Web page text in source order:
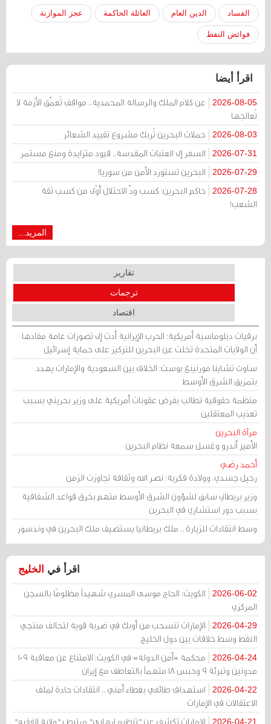
الفساد الدين العام العائلة الحاكمة عجز الموازنة
فوائض النفط
اقرأ أيضا
2026-08-05
عن كلام الملك والرسالة المحمدية.. مواقف تُعمّق الأزمة لا
تُعالجها
2026-08-03 حملات البحرين تُربك مشروع تقييد الشعائر
2026-07-31 السفر إلى العتبات المقدسة.. قيود متزايدة ومنع مستمر
2026-07-29 البحرين تستورد الأمن من سوريا!
2026-07-28
حاكم البحرين: كسب ودّ الاحتلال أوْلى من كسب ثقة
الشعب!
المزيد...
تقارير
ترجمات
اقتصاد
برقيات دبلوماسية أمريكية: الحرب الإيرانية أدت إلى تصورات عامة مفادها
أن الولايات المتحدة تخلت عن البحرين للتركيز على حماية إسرائيل
ساوث تشاينا مورنينغ بوست: الخلاف بين السعودية والإمارات يهدد
بتمزيق الشرق الأوسط
منظمة حقوقية تطالب بفرض عقوبات أمريكية على وزير بحريني بسبب
تعذيب المعتقلين
مرآة البحرين
الأمير أندرو وغسل سمعة نظام البحرين
أحمد رضي
رحيل جسدي، وولادة فكرية: نصر الله وثقافة تجاوزت الزمن
وزير بريطاني سابق لشؤون الشرق الأوسط متهم بخرق قواعد الشفافية
بسبب دور استشاري في البحرين
وسط انتقادات للزيارة .. ملك بريطانيا يستضيف ملك البحرين في وندسور
اقرأ في الخليج
2026-06-02
الكويت: الحاج موسى المسري شهيداً مظلومًا بالسجن
المركزي
2026-04-29
الإمارات تنسحب من أوبك في ضربة قوية لتحالف منتجي
النفط وسط خلافات بين دول الخليج
2026-04-24
محكمة «أمن الدولة» في الكويت: الامتناع عن معاقبة 109
مدونين وتبرئة 9 وحبس 18 متهماً بالتعاطف مع إيران
2026-04-22
استهداف طائفي بغطاء أمني .. انتقادات حادة لملف
الاعتقالات في الإمارات
2026-04-21
الإمارات تكشف عن "تنظيم إرهابي" مرتبط بـ"ولاية الفقيه"